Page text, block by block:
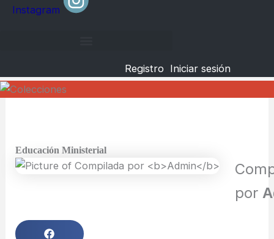
Instagram
Registro Iniciar sesión
Educación Ministerial
por